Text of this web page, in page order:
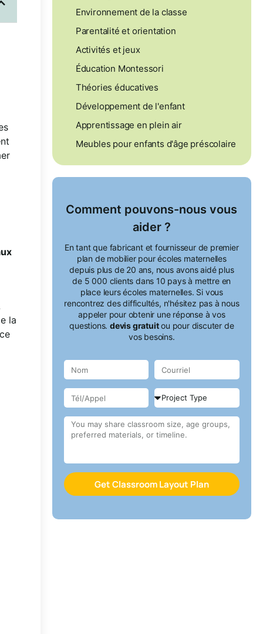
la
Environnement de la classe
Parentalité et orientation
Activités et jeux
Éducation Montessori
Théories éducatives
Développement de l'enfant
Apprentissage en plein air
Meubles pour enfants d'âge préscolaire
Comment pouvons-nous vous
aider ?
En tant que fabricant et fournisseur de premier
plan de mobilier pour écoles maternelles
depuis plus de 20 ans, nous avons aidé plus
de 5 000 clients dans 10 pays à mettre en
place leurs écoles maternelles. Si vous
rencontrez des difficultés, n'hésitez pas à nous
appeler pour obtenir une réponse à vos
questions.devis gratuitou pour discuter de
vos besoins.
Get Classroom Layout Plan